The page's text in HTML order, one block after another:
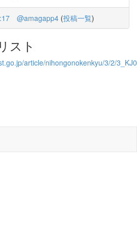
@amagapp4 (投稿一覧)
スト
article/nihongonokenkyu/3/2/